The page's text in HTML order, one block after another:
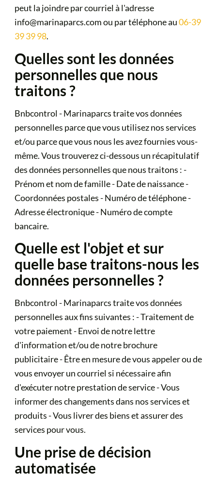
peut la joindre par courriel à l'adresse
info@marinaparcs.com ou par téléphone au06-39
39 39 98.
Quelles sont les données
personnelles que nous
traitons ?
Bnbcontrol - Marinaparcs traite vos données
personnelles parce que vous utilisez nos services
et/ou parce que vous nous les avez fournies vous-
même. Vous trouverez ci-dessous un récapitulatif
des données personnelles que nous traitons : -
Prénom et nom de famille - Date de naissance -
Coordonnées postales - Numéro de téléphone -
Adresse électronique - Numéro de compte
bancaire.
Quelle est l'objet et sur
quelle base traitons-nous les
données personnelles ?
Bnbcontrol - Marinaparcs traite vos données
personnelles aux fins suivantes : - Traitement de
votre paiement - Envoi de notre lettre
d'information et/ou de notre brochure
publicitaire - Être en mesure de vous appeler ou de
vous envoyer un courriel si nécessaire afin
d'exécuter notre prestation de service - Vous
informer des changements dans nos services et
produits - Vous livrer des biens et assurer des
services pour vous.
Une prise de décision
automatisée